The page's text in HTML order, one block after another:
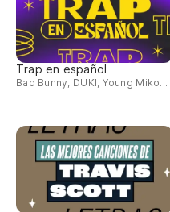
Trap en español
Bad Bunny, DUKI, Young Miko...